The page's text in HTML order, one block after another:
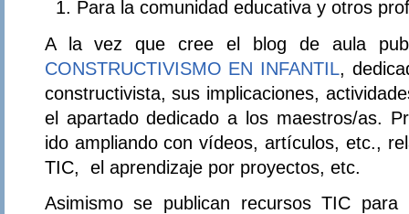
Para la comunidad educativa y otros
A la vez que cree el blog de aula
CONSTRUCTIVISMO EN INFANTIL,
constructivista, sus implicaciones,
el apartado dedicado a los maestros/as.
ido ampliando con vídeos, artículos, etc.,
TIC, el aprendizaje por proyectos, etc.
Asimismo se publican recursos TIC